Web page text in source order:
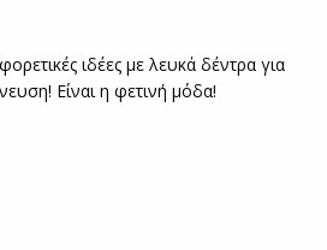
ιδέες με λευκά δέντρα για
Είναι η φετινή μόδα!